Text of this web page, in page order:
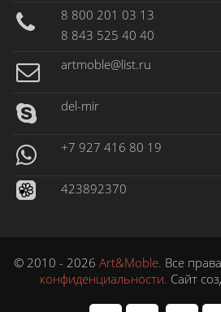
8 800 201 03 13
8 843 525 40 40
artmoble@list.ru
del-mir
+7 927 416 80 19
423892370
© 2010 - 2026 Art&Moble. Все
конфиденциальности. Сайт